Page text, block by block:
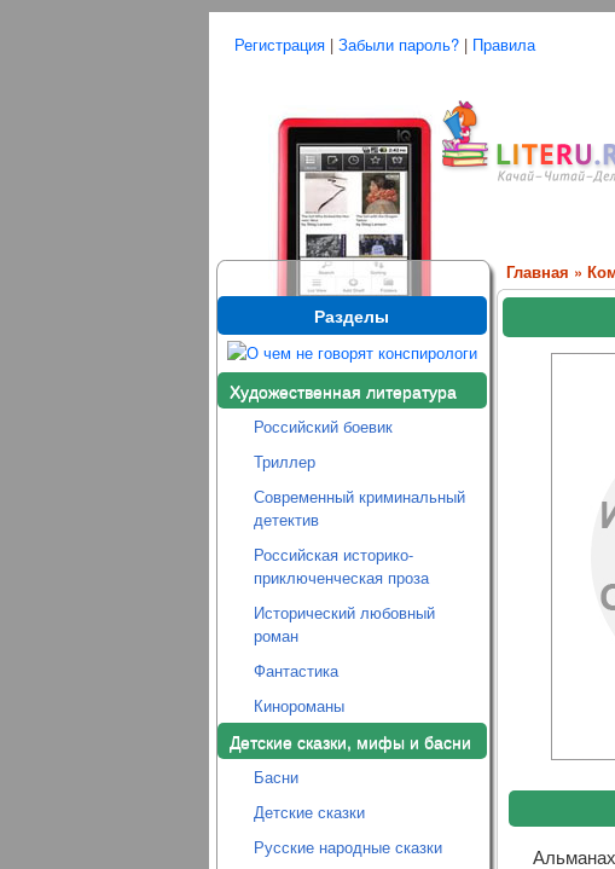
Регистрация| Забыли пароль?| Правила
Разделы
Художественная литература
Российский боевик
Триллер
Современный криминальный
детектив
Российская историко-
приключенческая проза
Исторический любовный
роман
Фантастика
Кинороманы
Детские сказки, мифы и басни
Басни
Детские сказки
Русские народные сказки
Главная »